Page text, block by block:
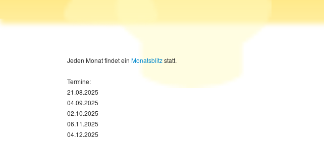
Jeden Monat findet ein Monatsblitzstatt.
Termine:
21.08.2025
04.09.2025
02.10.2025
06.11.2025
04.12.2025